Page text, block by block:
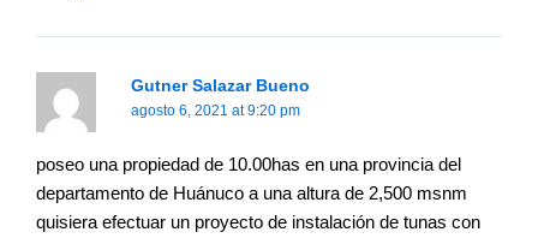
Gutner Salazar Bueno
agosto 6, 2021 at 9:20 pm
poseo una propiedad de 10.00has en una provincia del
departamento de Huánuco a una altura de 2,500 msnm
quisiera efectuar un proyecto de instalación de tunas con